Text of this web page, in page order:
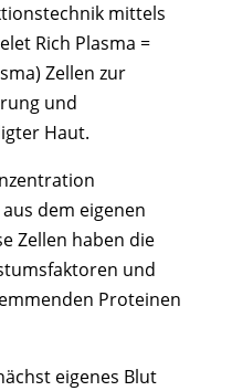
mittels
Rich Plasma =
Zellen zur
und
Haut.
dem eigenen
Zellen haben die
und
Proteinen
eigenes Blut